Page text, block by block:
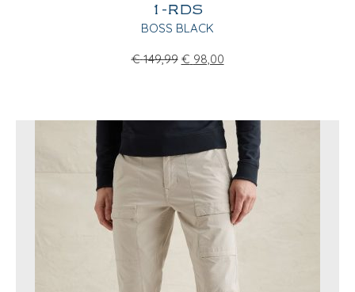
1-RDS
BOSS BLACK
€ 149,99 € 98,00